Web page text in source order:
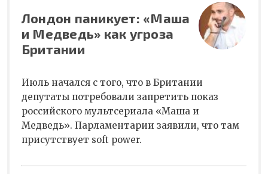
Лондон паникует: «Маша
и Медведь» как угроза
Британии
Июль начался с того, что в Британии
депутаты потребовали запретить показ
российского мультсериала «Маша и
Медведь». Парламентарии заявили, что там
присутствует soft power.